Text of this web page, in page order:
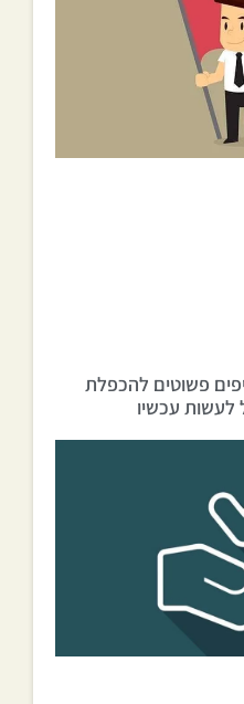
על עצמך יותר: 3 טיפים פשוטים להכפלת
לעשות עכשיו